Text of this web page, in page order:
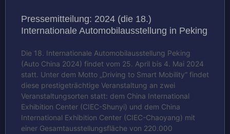
Pressemitteilung: 2024 (die 18.)
Internationale Automobilausstellung in Peking
Die 18. Internationale Automobilausstellung Peking
(Auto China 2024) findet vom 25. April bis 4. Mai 2024
statt. Unter dem Motto „Driving to Smart Mobility“ findet
diese prestigeträchtige Veranstaltung an zwei
Veranstaltungsorten statt: dem China International
Exhibition Center (CIEC-Shunyi) und dem China
International Exhibition Center (CIEC-Chaoyang) mit
einer Gesamtausstellungsfläche von 220.000